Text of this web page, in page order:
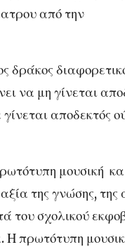
από την
δράκος
να μη γίνεται
αποδεκτός
μουσική
της γνώσης, της
του σχολικού
Η πρωτότυπη